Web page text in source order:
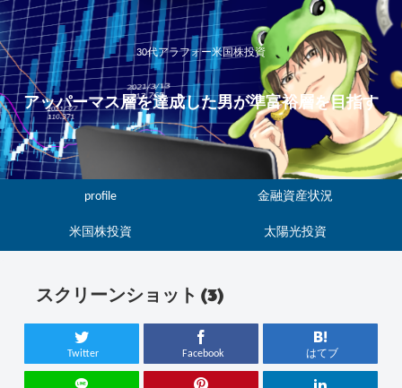
30代アラフォー米国株投資
アッパーマス層を達成した男が準富裕層を目指す
profile 金融資産状況
米国株投資 太陽光投資
スクリーンショット (3)
Twitter Facebook はてブ